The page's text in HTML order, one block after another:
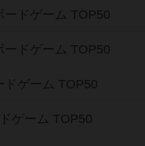
ードゲーム TOP50
ードゲーム TOP50
ドゲーム TOP50
ゲーム TOP50